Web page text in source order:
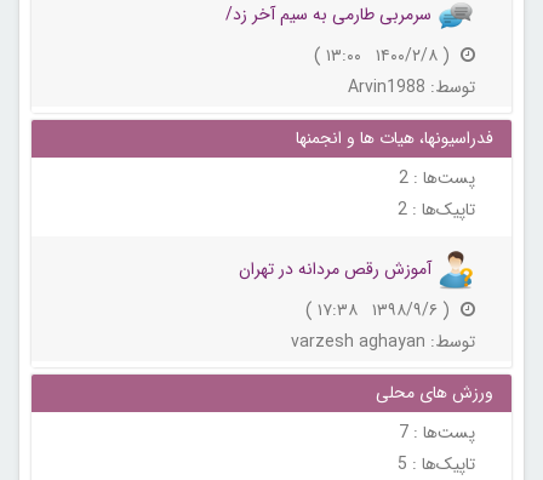
سرمربی طارمی به سیم آخر زد/
( ۱۴۰۰/۲/۸ ۱۳:۰۰ )
توسط: Arvin1988
فدراسیونها، هیات ها و انجمنها
پست‌ها : 2
تاپیک‌ها : 2
آموزش رقص مردانه در تهران
( ۱۳۹۸/۹/۶ ۱۷:۳۸ )
توسط: varzesh aghayan
ورزش های محلی
پست‌ها : 7
تاپیک‌ها : 5